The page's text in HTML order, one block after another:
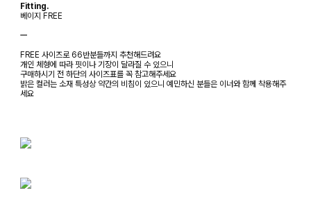
Fitting.
베이지 FREE
ㅡ
FREE 사이즈로 66반분들까지 추천해드려요
개인 체형에 따라 핏이나 기장이 달라질 수 있으니
구매하시기 전 하단의 사이즈표를 꼭 참고해주세요
밝은 컬러는 소재 특성상 약간의 비침이 있으니 예민하신 분들은 이너와 함께 착용해주
세요